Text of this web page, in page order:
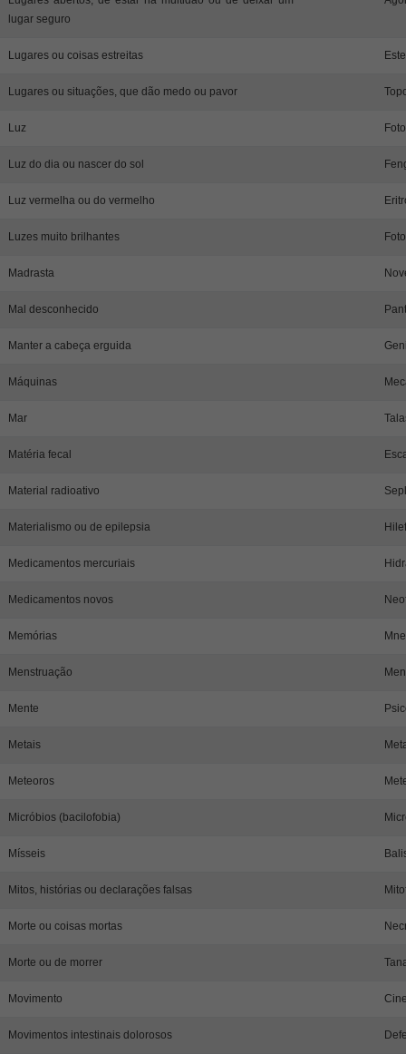
lugar seguro
Lugares ou coisas estreitas
Lugares ou situações, que dão medo ou pavor
Luz
Luz do dia ou nascer do sol
Luz vermelha ou do vermelho
Luzes muito brilhantes
Madrasta
Mal desconhecido
Manter a cabeça erguida
Máquinas
Mar
Matéria fecal
Material radioativo
Materialismo ou de epilepsia
Medicamentos mercuriais
Medicamentos novos
Memórias
Menstruação
Mente
Metais
Meteoros
Micróbios (bacilofobia)
Mísseis
Mitos, histórias ou declarações falsas
Morte ou coisas mortas
Morte ou de morrer
Movimento
Movimentos intestinais dolorosos